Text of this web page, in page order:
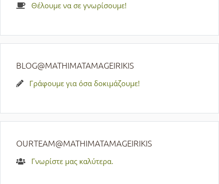
Θέλουμε να σε γνωρίσουμε!
BLOG@MATHIMATAMAGEIRIKIS
Γράφουμε για όσα δοκιμάζουμε!
OURTEAM@MATHIMATAMAGEIRIKIS
Γνωρίστε μας καλύτερα.